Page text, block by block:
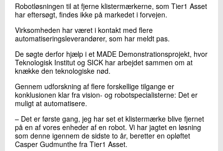
Robotløsningen til at fjerne klistermærkerne, som Tier1 Asset
har eftersøgt, findes ikke på markedet i forvejen.
Virksomheden har været i kontakt med flere
automatiseringsleverandører, som har meldt pas.
De søgte derfor hjælp i et MADE Demonstrationsprojekt, hvor
Teknologisk Institut og SICK har arbejdet sammen om at
knække den teknologiske nød.
Gennem udforskning af flere forskellige tilgange er
konklusionen klar fra vision- og robotspecialisterne: Det er
muligt at automatisere.
– Det er første gang, jeg har set et klistermærke blive fjernet
på en af vores enheder af en robot. Vi har jagtet en løsning
som denne igennem de sidste to år, beretter en opløftet
Casper Gudmunthe fra Tier1 Asset.